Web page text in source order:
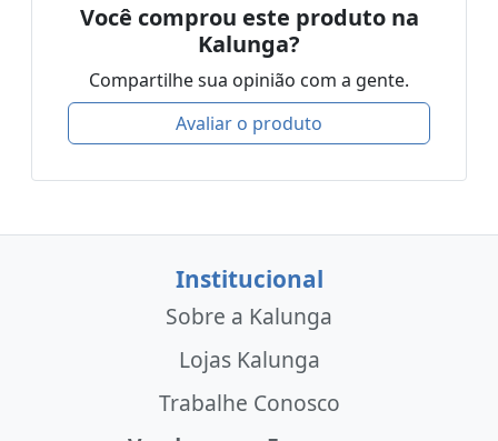
Você comprou este produto na
Kalunga?
Compartilhe sua opinião com a gente.
Avaliar o produto
Institucional
Sobre a Kalunga
Lojas Kalunga
Trabalhe Conosco